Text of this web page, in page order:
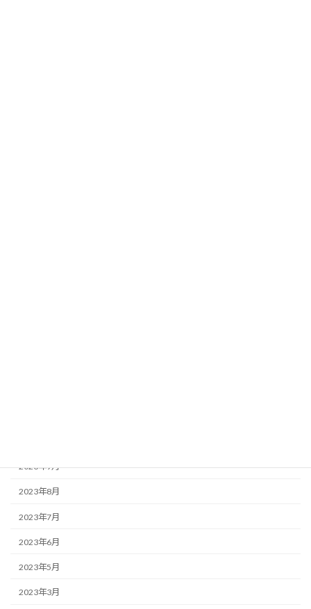
2023年9月
2023年8月
2023年7月
2023年6月
2023年5月
2023年3月